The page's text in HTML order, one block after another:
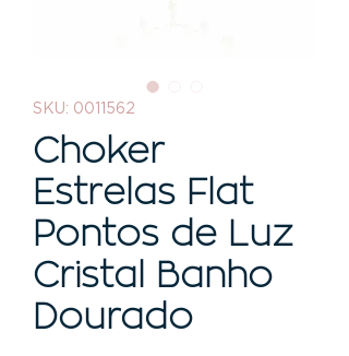
SKU: 0011562
Choker
Estrelas Flat
Pontos de Luz
Cristal Banho
Dourado